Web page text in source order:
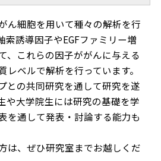
ん細胞を用いて種々の解析を行
索誘導因子やEGFファミリー増
、これらの因子ががんに与える
レベルで解析を行っています。
との共同研究を通して研究を遂
や大学院生には研究の基礎を学
を通して発表・討論する能力も
は、ぜひ研究室までお越しくだ